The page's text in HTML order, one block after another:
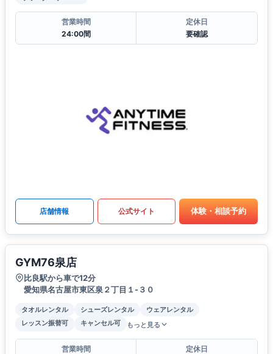
営業時間
24:00間
定休日
要確認
店舗情報 公式サイト 体験・相談予約
GYM76泉店
比良駅から車で12分
愛知県名古屋市東区泉２丁目１-３０
タオルレンタル シューズレンタル
ウェアレンタル
レッスン振替可
キャンセル可 もっと見る
営業時間
定休日